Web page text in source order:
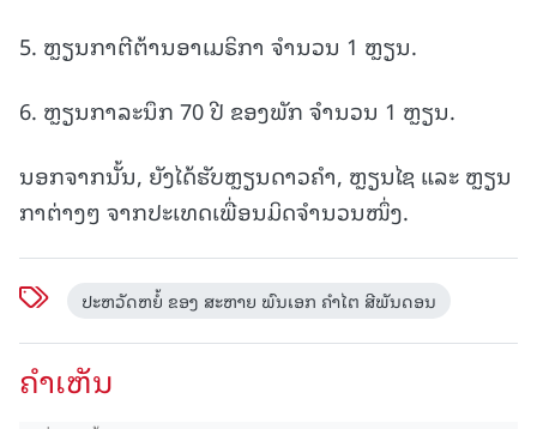
5. ຫຼຽນກາຕີຕ້ານອາເມຣິກາ ຈໍານວນ 1 ຫຼຽນ.
6. ຫຼຽນກາລະນຶກ 70 ປີ ຂອງພັກ ຈໍານວນ 1 ຫຼຽນ.
ນອກຈາກນັ້ນ, ຍັງໄດ້ຮັບຫຼຽນດາວຄໍາ, ຫຼຽນໄຊ ແລະ ຫຼຽນ
ກາຕ່າງໆ ຈາກປະເທດເພື່ອນມິດຈໍານວນໜຶ່ງ.
ປະຫວັດຫຍໍ້ ຂອງ ສະຫາຍ ພົນເອກ ຄໍາໄຕ ສີພັນດອນ
ຄໍາເຫັນ